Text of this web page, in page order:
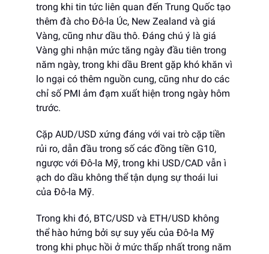
trong khi tin tức liên quan đến Trung Quốc tạo
thêm đà cho Đô-la Úc, New Zealand và giá
Vàng, cũng như dầu thô. Đáng chú ý là giá
Vàng ghi nhận mức tăng ngày đầu tiên trong
năm ngày, trong khi dầu Brent gặp khó khăn vì
lo ngại có thêm nguồn cung, cũng như do các
chỉ số PMI ảm đạm xuất hiện trong ngày hôm
trước.
Cặp AUD/USD xứng đáng với vai trò cặp tiền
rủi ro, dẫn đầu trong số các đồng tiền G10,
ngược với Đô-la Mỹ, trong khi USD/CAD vẫn ì
ạch do dầu không thể tận dụng sự thoái lui
của Đô-la Mỹ.
Trong khi đó, BTC/USD và ETH/USD không
thể hào hứng bởi sự suy yếu của Đô-la Mỹ
trong khi phục hồi ở mức thấp nhất trong năm